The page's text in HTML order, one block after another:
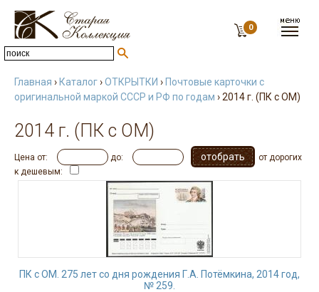
0
Главная › Каталог›ОТКРЫТКИ › Почтовые карточки с
оригинальной маркой СССР и РФ по годам › 2014 г. (ПК с ОМ)
2014 г. (ПК с ОМ)
Цена от: до:
от дорогих
к дешевым:
ПК с ОМ. 275 лет со дня рождения Г.А. Потёмкина, 2014 год,
№ 259.